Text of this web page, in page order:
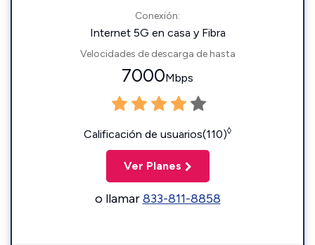
Conexión:
Internet 5G en casa y Fibra
Velocidades de descarga de hasta
7000Mbps
Calificación de usuarios(110)◊
Ver Planes
o llamar833-811-8858